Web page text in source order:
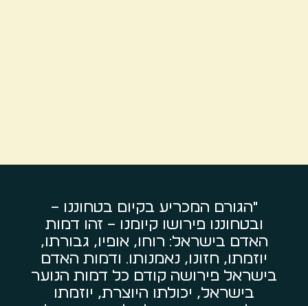
"הגורם המכריע בקיום בטחוננו –
ובטחוננו פירושו קיומנו – זהו דמות
האדם בישראל: רוחו, אופיו, גבורתו,
יוזמתו, חזונו, נאמנותו. ודמות האדם
בישראל פירושה קודם כל דמות הנוער
בישראל, יכולתו היוצרת, יוזמתו